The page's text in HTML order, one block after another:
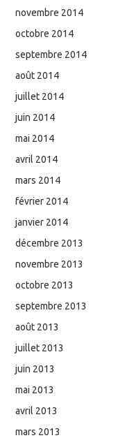
novembre 2014
octobre 2014
septembre 2014
août 2014
juillet 2014
juin 2014
mai 2014
avril 2014
mars 2014
février 2014
janvier 2014
décembre 2013
novembre 2013
octobre 2013
septembre 2013
août 2013
juillet 2013
juin 2013
mai 2013
avril 2013
mars 2013